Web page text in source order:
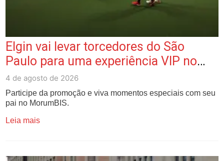
Elgin vai levar torcedores do São
Paulo para uma experiência VIP no
MorumBIS; veja como participar
4 de agosto de 2026
Participe da promoção e viva momentos especiais com seu
pai no MorumBIS.
Leia mais